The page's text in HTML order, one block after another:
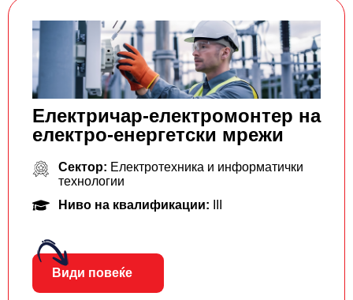
Електричар-електромонтер на
електро-енергетски мрежи
Сектор: Електротехника и информатички
технологии
Ниво на квалификации:
Види повеќе